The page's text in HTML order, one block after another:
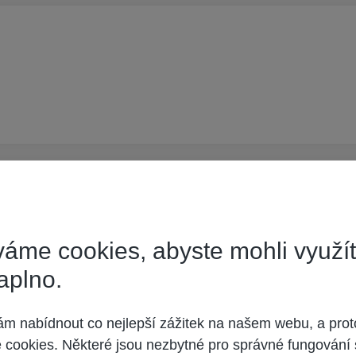
uvedených. Na základě seznamu multiplexů jsem zjistil, že se
též na 53. kanále. Prosím o vyjádření k této teorii a případné návrhy na
doma bastlil sám, tak zavolej nějakou anténářskou firmu, která to opraví.
cookies, abyste mohli
nabídnout co nejlepší zážitek na našem webu, a
cookies. Některé jsou nezbytné pro správné fungování